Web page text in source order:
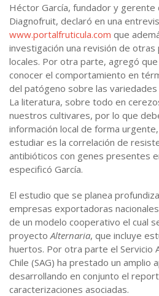
Héctor García, fundador y
Diagnofruit, declaró en una
www.portalfruticula.com que
investigación una revisión de otras
locales. Por otra parte, agregó
conocer el comportamiento en
del patógeno sobre las variedades
La literatura, sobre todo en
nuestros cultivares, por lo que
información local de forma
estudiar es la correlación de
antibióticos con genes presentes
especificó García.
El estudio que se planea
empresas exportadoras
de un modelo cooperativo el cual
proyecto Alternaria, que incluye
huertos. Por otra parte el Servicio
Chile (SAG) ha prestado un amplio
desarrollando en conjunto el
caracterizaciones asociadas.